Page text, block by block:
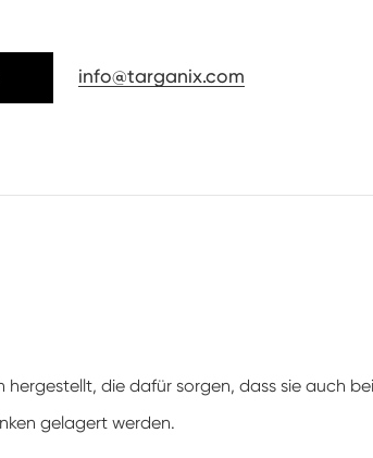
info@targanix.com
die dafür sorgen, dass sie auch
gelagert werden.